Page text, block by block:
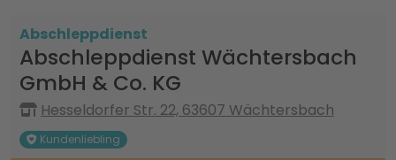
Abschleppdienst
Abschleppdienst Wächtersbach
GmbH & Co. KG
Hesseldorfer Str. 22, 63607 Wächtersbach
Kundenliebling